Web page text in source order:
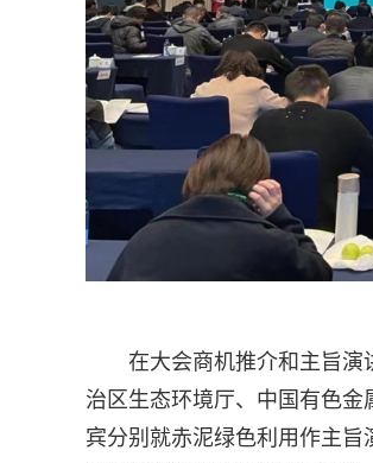
在大会商机推介和主旨演
治区生态环境厅、中国有色
宾分别就赤泥绿色利用作主